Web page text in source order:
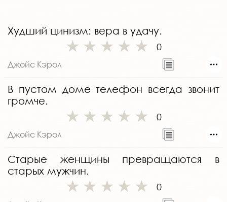
Худший цинизм: вера в удачу.
0
Джойс Кэрол
В пустом доме телефон всегда звонит
громче.
0
Джойс Кэрол
Старые женщины превращаются в
старых мужчин.
0